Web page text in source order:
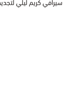
سيرافي كريم ليلي لتجديد